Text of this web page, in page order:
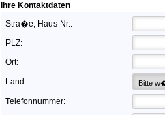
Ihre Kontaktdaten
Stra�e, Haus-Nr.:
PLZ:
Ort:
Land:
Telefonnummer: